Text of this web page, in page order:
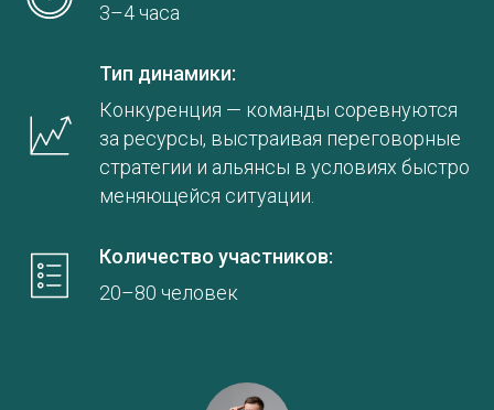
3–4 часа
Тип динамики:
Конкуренция — команды соревнуются
за ресурсы, выстраивая переговорные
стратегии и альянсы в условиях быстро
меняющейся ситуации.
Количество участников:
20–80 человек